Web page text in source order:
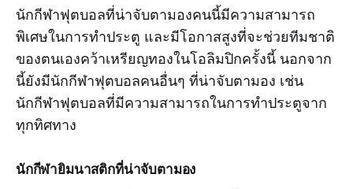
นักกีฬาฟุตบอลที่น่าจับตามองคนนี้มีความสามารถ
พิเศษในการทำประตู และมีโอกาสสูงที่จะช่วยทีมชาติ
ของตนเองคว้าเหรียญทองในโอลิมปิกครั้งนี้ นอกจาก
นี้ยังมีนักกีฬาฟุตบอลคนอื่นๆ ที่น่าจับตามอง เช่น
นักกีฬาฟุตบอลที่มีความสามารถในการทำประตูจาก
ทุกทิศทาง
นักกีฬายิมนาสติกที่น่าจับตามอง